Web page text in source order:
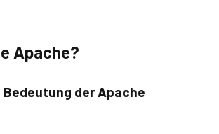
Apache?
Bedeutung der Apache